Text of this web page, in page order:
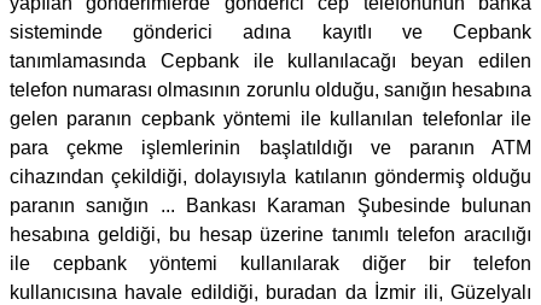
sisteminde gönderici adına kayıtlı ve Cepbank
tanımlamasında Cepbank ile kullanılacağı beyan edilen
telefon numarası olmasının zorunlu olduğu, sanığın hesabına
gelen paranın cepbank yöntemi ile kullanılan telefonlar ile
para çekme işlemlerinin başlatıldığı ve paranın ATM
cihazından çekildiği, dolayısıyla katılanın göndermiş olduğu
paranın sanığın ... Bankası Karaman Şubesinde bulunan
hesabına geldiği, bu hesap üzerine tanımlı telefon aracılığı
ile cepbank yöntemi kullanılarak diğer bir telefon
kullanıcısına havale edildiği, buradan da İzmir ili, Güzelyalı